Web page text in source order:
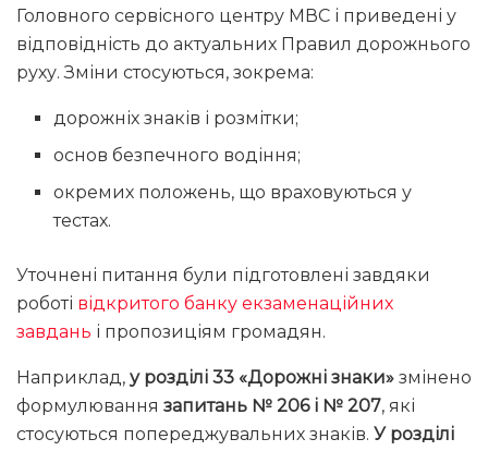
Головного сервісного центру МВС і приведені у
відповідність до актуальних Правил дорожнього
руху. Зміни стосуються, зокрема:
дорожніх знаків і розмітки;
основ безпечного водіння;
окремих положень, що враховуються у
тестах.
Уточнені питання були підготовлені завдяки
роботі відкритого банку екзаменаційних
завдань і пропозиціям громадян.
Наприклад, у розділі 33 «Дорожні знаки» змінено
формулювання запитань № 206 і № 207, які
стосуються попереджувальних знаків. У розділі